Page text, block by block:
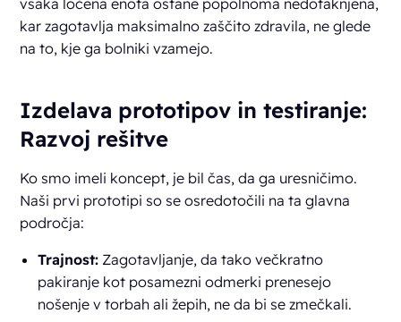
kar zagotavlja maksimalno zaščito zdravila, ne glede
na to, kje ga bolniki vzamejo.
Izdelava prototipov in testiranje:
Razvoj rešitve
Ko smo imeli koncept, je bil čas, da ga uresničimo.
Naši prvi prototipi so se osredotočili na ta glavna
področja:
Trajnost: Zagotavljanje, da tako večkratno
pakiranje kot posamezni odmerki prenesejo
nošenje v torbah ali žepih, ne da bi se zmečkali.